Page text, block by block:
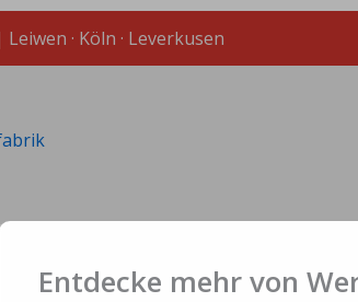
· Köln · Leverkusen
Entdecke mehr von